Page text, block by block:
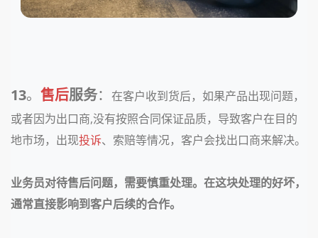
13。 售后服务： 在客户收到货后，如果产品出现问题，
或者因为出口商,没有按照合同保证品质，导致客户在目的
地市场，出现投诉、索赔等情况，客户会找出口商来解决。
业务员对待售后问题，需要慎重处理。在这块处理的好坏，
通常直接影响到客户后续的合作。